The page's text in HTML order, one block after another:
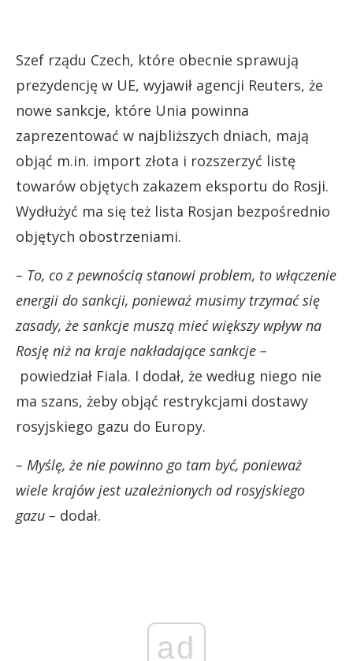
Szef rządu Czech, które obecnie sprawują
prezydencję w UE, wyjawił agencji Reuters, że
nowe sankcje, które Unia powinna
zaprezentować w najbliższych dniach, mają
objąć m.in. import złota i rozszerzyć listę
towarów objętych zakazem eksportu do Rosji.
Wydłużyć ma się też lista Rosjan bezpośrednio
objętych obostrzeniami.
– To, co z pewnością stanowi problem, to włączenie
energii do sankcji, ponieważ musimy trzymać się
zasady, że sankcje muszą mieć większy wpływ na
Rosję niż na kraje nakładające sankcje –
powiedział Fiala. I dodał, że według niego nie
ma szans, żeby objąć restrykcjami dostawy
rosyjskiego gazu do Europy.
– Myślę, że nie powinno go tam być, ponieważ
wiele krajów jest uzależnionych od rosyjskiego
gazu – dodał.
ad